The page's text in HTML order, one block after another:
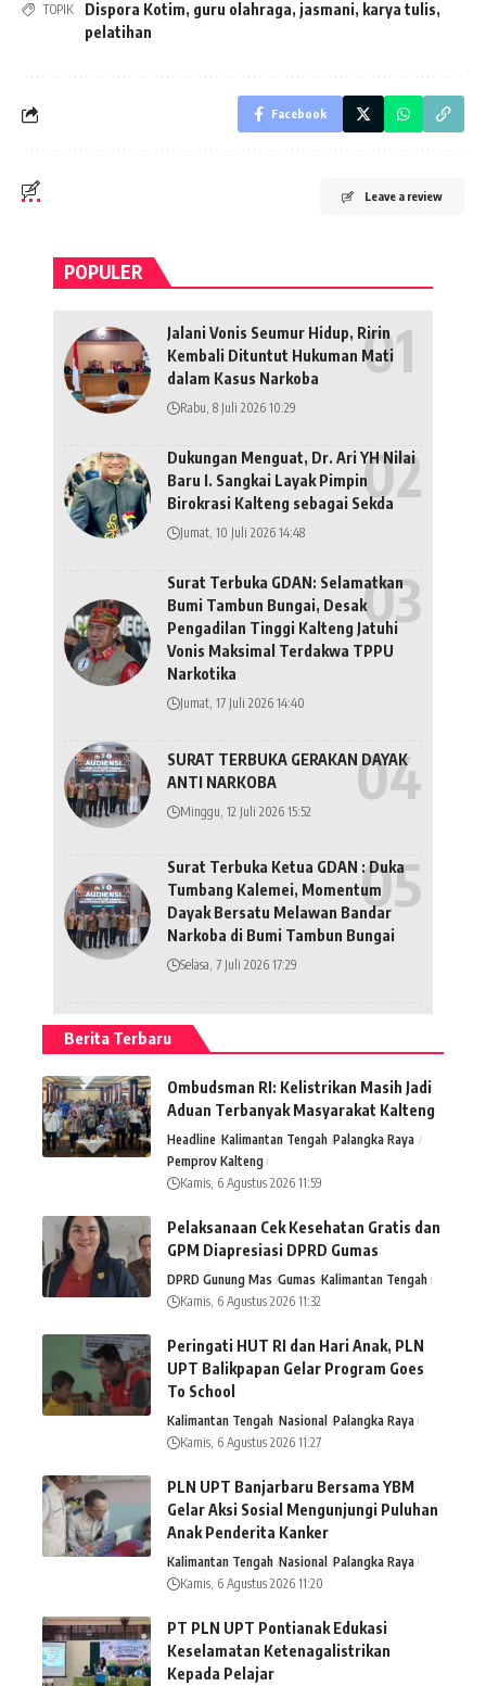
TOPIK Dispora Kotim, guru olahraga, jasmani, karya tulis,
pelatihan
Facebook
Leave a review
POPULER
Jalani Vonis Seumur Hidup, Ririn
Kembali Dituntut Hukuman Mati
dalam Kasus Narkoba
Rabu, 8 Juli 2026 10:29
Dukungan Menguat, Dr. Ari YH Nilai
Baru I. Sangkai Layak Pimpin
Birokrasi Kalteng sebagai Sekda
Jumat, 10 Juli 2026 14:48
Surat Terbuka GDAN: Selamatkan
Bumi Tambun Bungai, Desak
Pengadilan Tinggi Kalteng Jatuhi
Vonis Maksimal Terdakwa TPPU
Narkotika
Jumat, 17 Juli 2026 14:40
SURAT TERBUKA GERAKAN DAYAK
ANTI NARKOBA
Minggu, 12 Juli 2026 15:52
Surat Terbuka Ketua GDAN : Duka
Tumbang Kalemei, Momentum
Dayak Bersatu Melawan Bandar
Narkoba di Bumi Tambun Bungai
Selasa, 7 Juli 2026 17:29
Berita Terbaru
Ombudsman RI: Kelistrikan Masih Jadi
Aduan Terbanyak Masyarakat Kalteng
Headline Kalimantan Tengah Palangka Raya
Pemprov Kalteng
Kamis, 6 Agustus 2026 11:59
Pelaksanaan Cek Kesehatan Gratis dan
GPM Diapresiasi DPRD Gumas
DPRD Gunung Mas Gumas Kalimantan Tengah
Kamis, 6 Agustus 2026 11:32
Peringati HUT RI dan Hari Anak, PLN
UPT Balikpapan Gelar Program Goes
To School
Kalimantan Tengah Nasional Palangka Raya
Kamis, 6 Agustus 2026 11:27
PLN UPT Banjarbaru Bersama YBM
Gelar Aksi Sosial Mengunjungi Puluhan
Anak Penderita Kanker
Kalimantan Tengah Nasional Palangka Raya
Kamis, 6 Agustus 2026 11:20
PT PLN UPT Pontianak Edukasi
Keselamatan Ketenagalistrikan
Kepada Pelajar